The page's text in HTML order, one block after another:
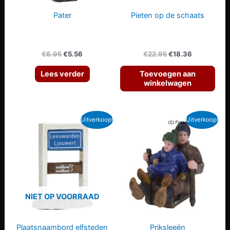
Pater
€6.95Oorspronkelijke
was:
€6.95.
€5.56
is:
€5.56.
Lees verder
Pieten op de schaats
€22.95Oorspronkelijke
was:
€22.95.
€18.36
is:
Toevoegen aan
winkelwagen
Uitverkoop!
NIET OP VOORRAAD
Plaatsnaambord elfsteden
Uitverkoop!
Priksleeën